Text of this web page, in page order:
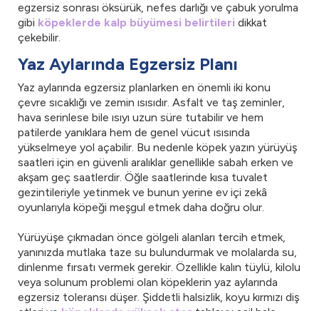
egzersiz sonrası öksürük, nefes darlığı ve çabuk yorulma
gibi köpeklerde kalp büyümesi belirtileri dikkat
çekebilir.
Yaz Aylarında Egzersiz Planı
Yaz aylarında egzersiz planlarken en önemli iki konu
çevre sıcaklığı ve zemin ısısıdır. Asfalt ve taş zeminler,
hava serinlese bile ısıyı uzun süre tutabilir ve hem
patilerde yanıklara hem de genel vücut ısısında
yükselmeye yol açabilir. Bu nedenle köpek yazın yürüyüş
saatleri için en güvenli aralıklar genellikle sabah erken ve
akşam geç saatlerdir. Öğle saatlerinde kısa tuvalet
gezintileriyle yetinmek ve bunun yerine ev içi zekâ
oyunlarıyla köpeği meşgul etmek daha doğru olur.
Yürüyüşe çıkmadan önce gölgeli alanları tercih etmek,
yanınızda mutlaka taze su bulundurmak ve molalarda su,
dinlenme fırsatı vermek gerekir. Özellikle kalın tüylü, kilolu
veya solunum problemi olan köpeklerin yaz aylarında
egzersiz toleransı düşer. Şiddetli halsizlik, koyu kırmızı diş